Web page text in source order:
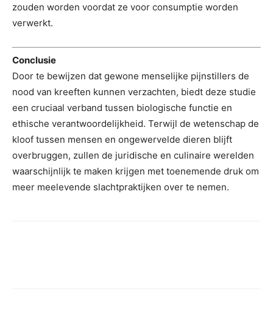
zouden worden voordat ze voor consumptie worden
verwerkt.
Conclusie
Door te bewijzen dat gewone menselijke pijnstillers de
nood van kreeften kunnen verzachten, biedt deze studie
een cruciaal verband tussen biologische functie en
ethische verantwoordelijkheid. Terwijl de wetenschap de
kloof tussen mensen en ongewervelde dieren blijft
overbruggen, zullen de juridische en culinaire werelden
waarschijnlijk te maken krijgen met toenemende druk om
meer meelevende slachtpraktijken over te nemen.